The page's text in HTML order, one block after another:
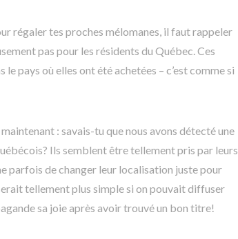
régaler tes proches mélomanes, il faut rappeler
pas pour les résidents du Québec. Ces
pays où elles ont été achetées – c’est comme si
: savais-tu que nous avons détecté une
Ils semblent être tellement pris par leurs
parfois de changer leur localisation juste pour
tellement plus simple si on pouvait diffuser
sa joie après avoir trouvé un bon titre!